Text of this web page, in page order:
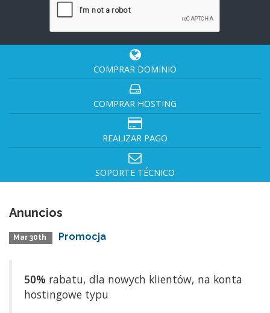
COMPRAR DOMINIO
COMPRAR HOSTING
REALIZAR PAGO
SOPORTE TÉCNICO
Anuncios
Mar 30th Promocja
50% rabatu, dla nowych klientów, na konta
hostingowe typu